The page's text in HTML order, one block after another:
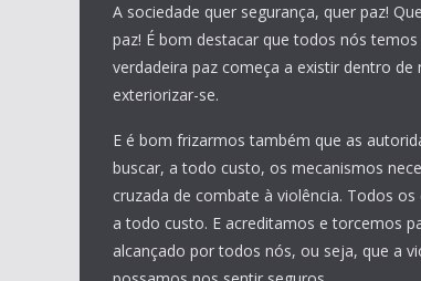
A sociedade quer segurança, quer paz!
paz! É bom destacar que todos nós
verdadeira paz começa a existir dentro de
exteriorizar-se.
E é bom frizarmos também que as
buscar, a todo custo, os mecanismos
cruzada de combate à violência. Todos
a todo custo. E acreditamos e torcemos
alcançado por todos nós, ou seja, que a